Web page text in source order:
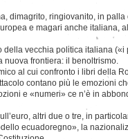
dimagrito, ringiovanito, in
e magari anche italiana,
della vecchia politica italiana
nuova frontiera: il benoltrismo.
al cui confronto i libri della
contano più le emozioni
e «numeri» ce n’è in
altri due o tre, in
ecuadoregno», la